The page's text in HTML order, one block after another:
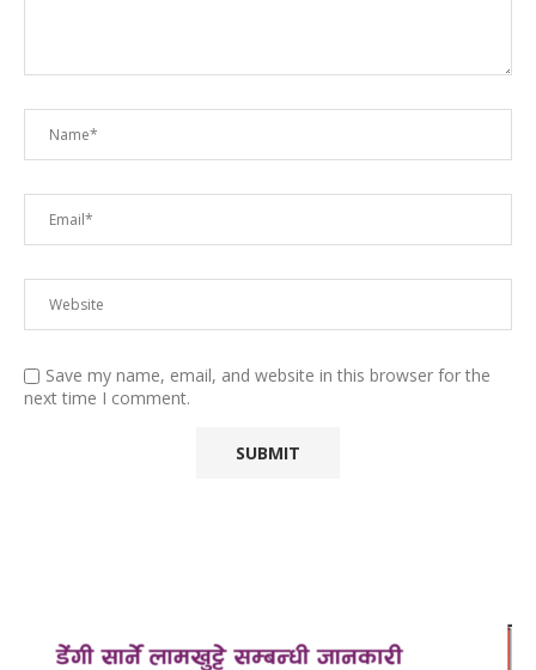
Save my name, email, and website in this browser for the
next time I comment.